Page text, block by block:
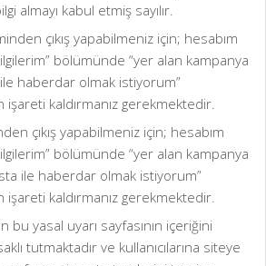
almayı kabul etmiş sayılır.
çıkış yapabilmeniz için; hesabım
bölümünde “yer alan kampanya
haberdar olmak istiyorum”
kaldırmanız gerekmektedir.
çıkış yapabilmeniz için; hesabım
bölümünde “yer alan kampanya
ile haberdar olmak istiyorum”
kaldırmanız gerekmektedir.
bu yasal uyarı sayfasının içeriğini
tutmaktadır ve kullanıcılarına siteye